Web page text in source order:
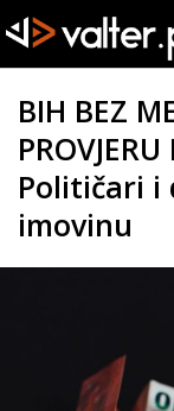
BIH BEZ
Političari i
imovinu